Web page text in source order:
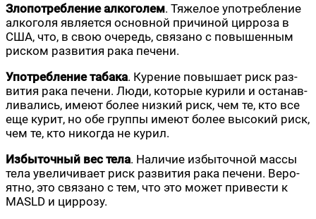
Зло­по­треб­ле­ние алко­го­лем. Тяже­лое упо­треб­ле­ние
алко­го­ля явля­ет­ся основ­ной при­чи­ной цир­ро­за в
США, что, в свою оче­редь, свя­за­но с повы­шен­ным
риском раз­ви­тия рака печени.
Упо­треб­ле­ние таба­ка. Куре­ние повы­ша­ет риск раз­
ви­тия рака пече­ни. Люди, кото­рые кури­ли и оста­нав­
ли­ва­лись, име­ют более низ­кий риск, чем те, кто все
еще курит, но обе груп­пы име­ют более высо­кий риск,
чем те, кто нико­гда не курил.
Избы­точ­ный вес тела. Нали­чие избы­точ­ной мас­сы
тела уве­ли­чи­ва­ет риск раз­ви­тия рака пече­ни. Веро­
ят­но, это свя­за­но с тем, что это может при­ве­сти к
MASLD и циррозу.